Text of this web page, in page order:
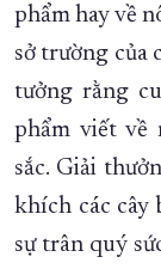
phẩm hay về
sở trường của
tưởng rằng
phẩm viết về
sắc. Giải
khích các cây
sự trân quý